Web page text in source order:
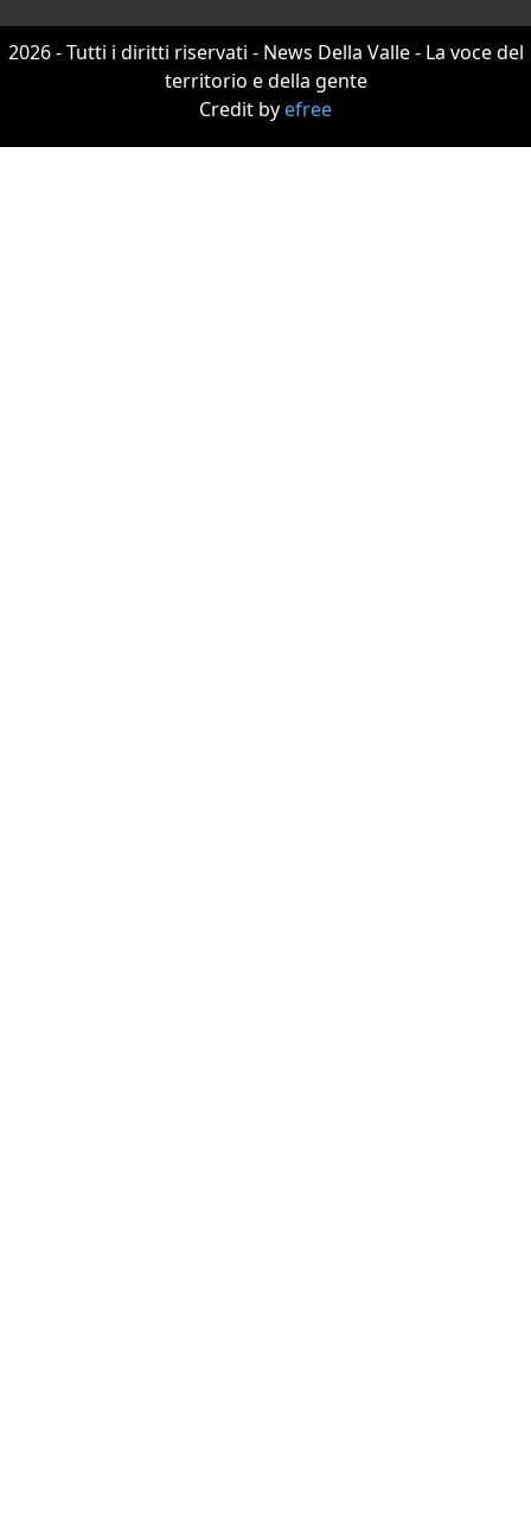
2026 - Tutti i diritti riservati - News Della Valle - La voce del
territorio e della gente
Credit byefree